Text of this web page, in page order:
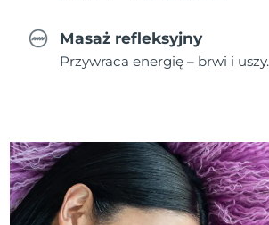
Masaż refleksyjny
Przywraca energię – brwi i uszy.